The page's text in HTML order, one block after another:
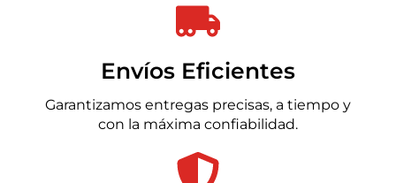
Envíos Eficientes
Garantizamos entregas precisas, a tiempo y
con la máxima confiabilidad.